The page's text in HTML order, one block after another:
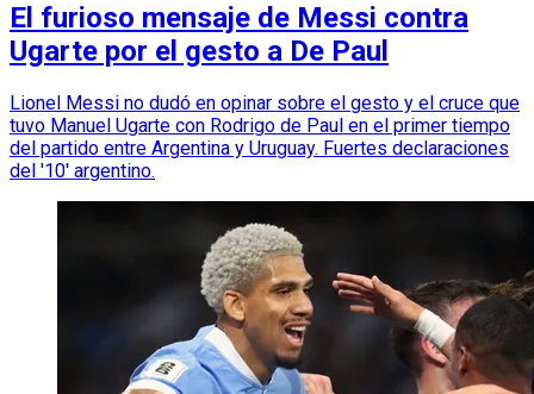
El furioso mensaje de Messi contra
Ugarte por el gesto a De Paul
Lionel Messi no dudó en opinar sobre el gesto y el cruce que
tuvo Manuel Ugarte con Rodrigo de Paul en el primer tiempo
del partido entre Argentina y Uruguay. Fuertes declaraciones
del '10' argentino.